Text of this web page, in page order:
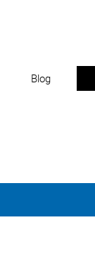
Blog